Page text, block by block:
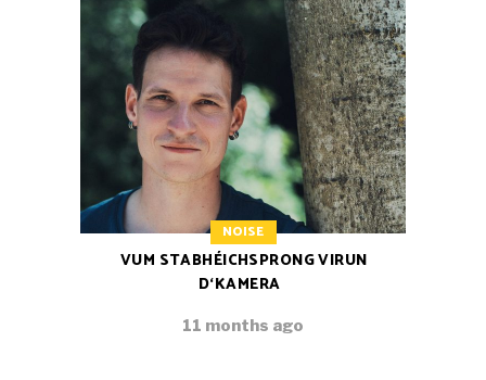
NOISE
VUM STABHÉICHSPRONG VIRUN
D‘KAMERA
11 months ago